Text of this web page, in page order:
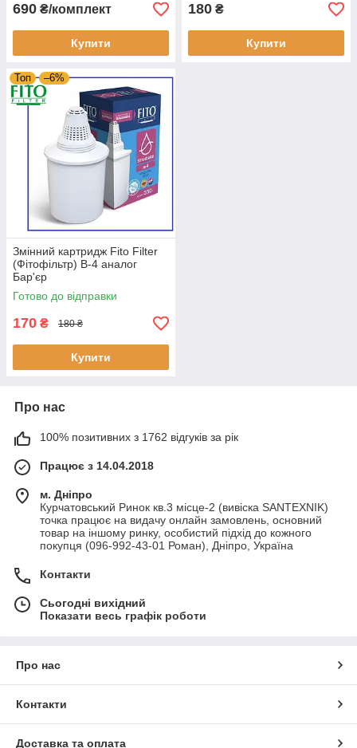
690 ₴/комплект
Купити
180 ₴
Купити
Топ –6%
Змінний картридж Fito Filter
(Фітофільтр) В-4 аналог
Бар'єр
Готово до відправки
170 ₴ 180 ₴
Купити
Про нас
100% позитивних з 1762 відгуків за рік
Працює з 14.04.2018
м. Дніпро
Курчатовський Ринок кв.3 місце-2 (вивіска SANTEXNIK)
точка працює на видачу онлайн замовлень, основний
товар на іншому ринку, особистий підхід до кожного
покупця (096-992-43-01 Роман), Дніпро, Україна
Контакти
Сьогодні вихідний
Показати весь графік роботи
Про нас
Контакти
Доставка та оплата